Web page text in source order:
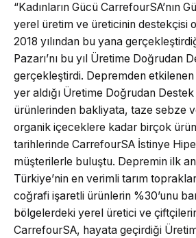
“Kadınların Gücü CarrefourSA’nın
yerel üretim ve üreticinin destekçisi
2018 yılından bu yana
Pazarı’nı bu yıl Üretime Doğrudan
gerçekleştirdi. Depremden etkilenen
yer aldığı Üretime Doğrudan Destek
ürünlerinden bakliyata, taze sebze
organik içeceklere kadar birçok
tarihlerinde CarrefourSA İstinye
müşterilerle buluştu. Depremin ilk
Türkiye’nin en verimli tarım
coğrafi işaretli ürünlerin %30’unu
bölgelerdeki yerel üretici ve
CarrefourSA, hayata geçirdiği